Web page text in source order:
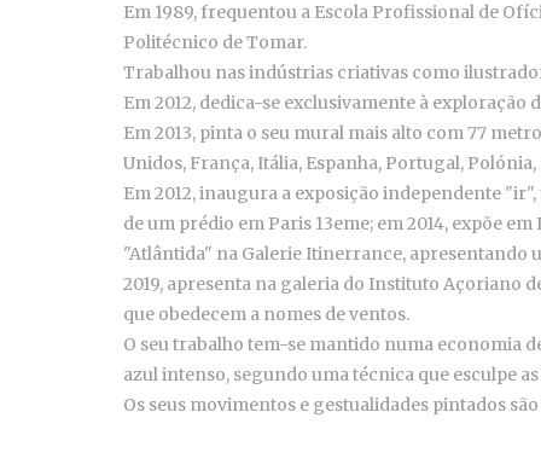
Em 1989, frequentou a Escola Profissional de
Politécnico de Tomar.
Trabalhou nas indústrias criativas como
Em 2012, dedica-se exclusivamente à
Em 2013, pinta o seu mural mais alto com 77
Unidos, França, Itália, Espanha, Portugal,
Em 2012, inaugura a exposição independente
de um prédio em Paris 13eme; em 2014, expõe
"Atlântida" na Galerie Itinerrance, apresentando
2019, apresenta na galeria do Instituto Açoriano
que obedecem a nomes de ventos.
O seu trabalho tem-se mantido numa economia
azul intenso, segundo uma técnica que esculpe
Os seus movimentos e gestualidades pintados